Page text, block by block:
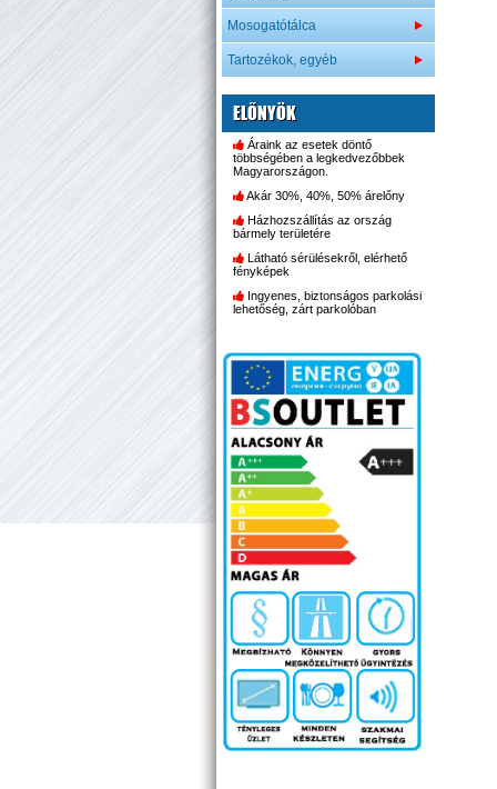
Mosogatótálca
Tartozékok, egyéb
ELŐNYÖK
Áraink az esetek döntő
többségében a legkedvezőbbek
Magyarországon.
Akár 30%, 40%, 50% árelőny
Házhozszállítás az ország
bármely területére
Látható sérülésekről, elérhető
fényképek
Ingyenes, biztonságos parkolási
lehetőség, zárt parkolóban